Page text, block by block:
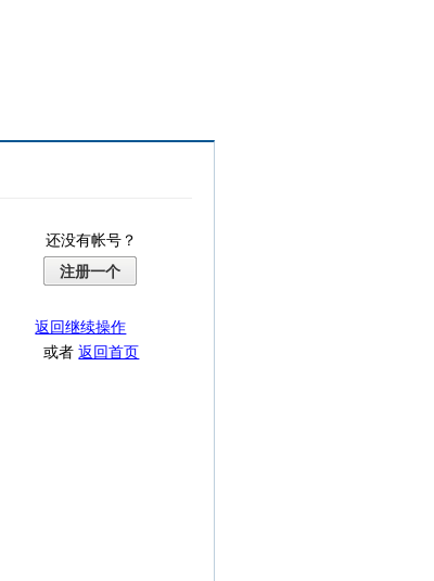
还没有帐号？
注册一个
返回继续操作
或者返回首页